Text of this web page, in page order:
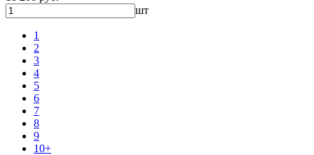
шт
1
2
3
4
5
6
7
8
9
10+